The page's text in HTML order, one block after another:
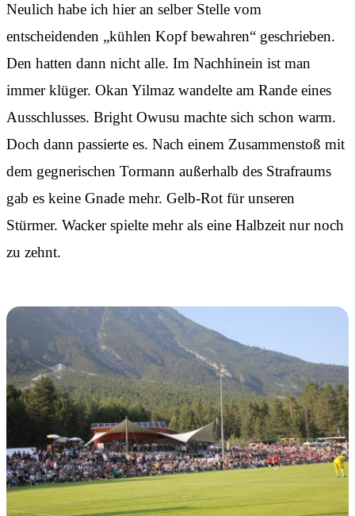
Neulich habe ich hier an selber Stelle vom
entscheidenden „kühlen Kopf bewahren“ geschrieben.
Den hatten dann nicht alle. Im Nachhinein ist man
immer klüger. Okan Yilmaz wandelte am Rande eines
Ausschlusses. Bright Owusu machte sich schon warm.
Doch dann passierte es. Nach einem Zusammenstoß mit
dem gegnerischen Tormann außerhalb des Strafraums
gab es keine Gnade mehr. Gelb-Rot für unseren
Stürmer. Wacker spielte mehr als eine Halbzeit nur noch
zu zehnt.